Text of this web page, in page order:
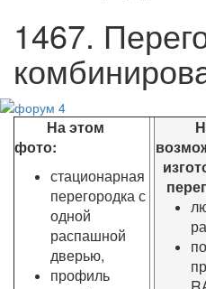
1467.
На этом
фото:
стационарная
перегородка с
одной
распашной
дверью,
профиль